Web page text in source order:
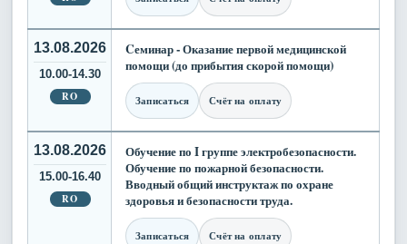
13.08.2026
10.00-14.30
RO
Cеминар - Оказание первой медицинской
помощи (до прибытия скорой помощи)
Записаться Счёт на оплату
13.08.2026
15.00-16.40
RO
Обучение по I группе электробезопасности.
Обучение по пожарной безопасности.
Вводный общий инструктаж по охране
здоровья и безопасности труда.
Записаться Счёт на оплату